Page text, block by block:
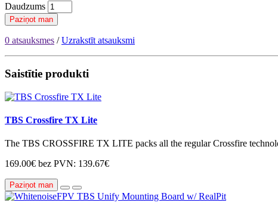
Daudzums
Paziņot man
0 atsauksmes /Uzrakstīt atsauksmi
Saistītie produkti
TBS Crossfire TX Lite
The TBS CROSSFIRE TX LITE packs all the regular Crossfire
169.00€ bez PVN: 139.67€
Paziņot man